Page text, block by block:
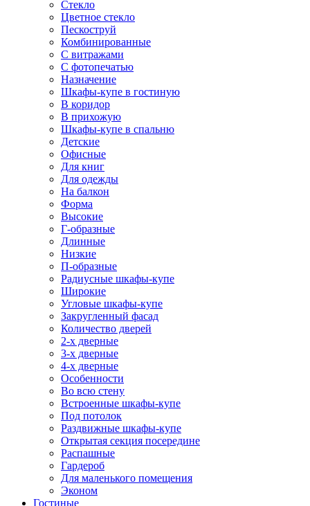
Стекло
Цветное стекло
Пескоструй
Комбинированные
С витражами
С фотопечатью
Назначение
Шкафы-купе в гостиную
В коридор
В прихожую
Шкафы-купе в спальню
Детские
Офисные
Для книг
Для одежды
На балкон
Форма
Высокие
Г-образные
Длинные
Низкие
П-образные
Радиусные шкафы-купе
Широкие
Угловые шкафы-купе
Закругленный фасад
Количество дверей
2-х дверные
3-х дверные
4-х дверные
Особенности
Во всю стену
Встроенные шкафы-купе
Под потолок
Раздвижные шкафы-купе
Открытая секция посередине
Распашные
Гардероб
Для маленького помещения
Эконом
Гостиные